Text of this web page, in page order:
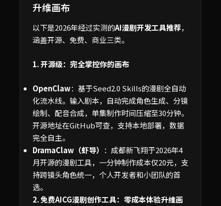
升维画布
以下是2026年经过实测的AI漫剧开发工具推荐，
涵盖开源、免费、商业三类。
1. 开源级：完全掌控你的画布
OpenClaw：基于Seed2.0 Skills的漫剧全自动
化流水线。输入剧本，自动完成角色生成、分镜
绘制、配音合成，单集制作时间压缩至30分钟。
开源地址在GitHub可查，支持本地部署，数据
完全自主。
DramaClaw（虾导）
：成都新飞翔于2026年4
月开源的漫剧工具，一分钟制作成本仅20元，支
持跨镜头角色统一，个人开发者和小团队的首
选。
2. 免费AICG漫剧创作工具：零成本体验升维画